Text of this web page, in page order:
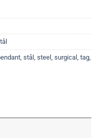
stål steel surgical tag